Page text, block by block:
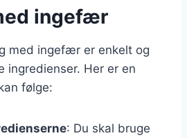
ingefær
med ingefær er enkelt og
ingredienser. Her er en
følge:
: Du skal bruge